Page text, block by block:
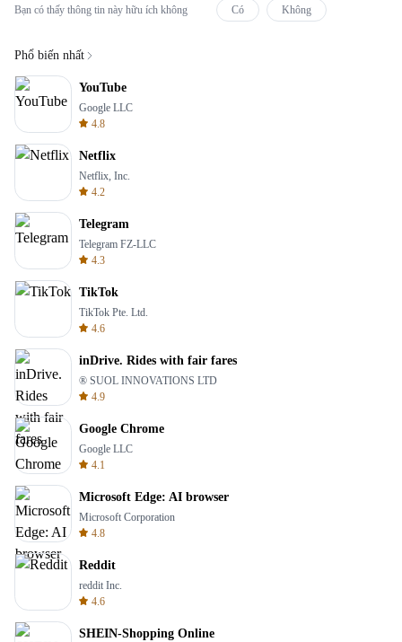
Bạn có thấy thông tin này hữu ích không Có Không
Phổ biến nhất
YouTube
Google LLC
4.8
Netflix
Netflix, Inc.
4.2
Telegram
Telegram FZ-LLC
4.3
TikTok
TikTok Pte. Ltd.
4.6
inDrive. Rides with fair fares
® SUOL INNOVATIONS LTD
4.9
Google Chrome
Google LLC
4.1
Microsoft Edge: AI browser
Microsoft Corporation
4.8
Reddit
reddit Inc.
4.6
SHEIN-Shopping Online